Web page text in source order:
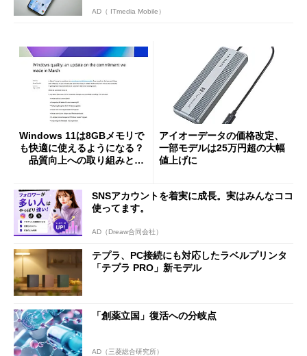
AD（ ITmedia Mobile）
Windows 11は8GBメモリで
も快適に使えるようになる？
品質向上への取り組みと
アイオーデータの価格改定、
一部モデルは25万円超の大幅
値上げに
SNSアカウントを着実に成長。実はみんなココ
使ってます。
AD（Dreaw合同会社）
テプラ、PC接続にも対応したラベルプリンタ
「テプラ PRO」新モデル
「創薬立国」復活への分岐点
AD（三菱総合研究所）